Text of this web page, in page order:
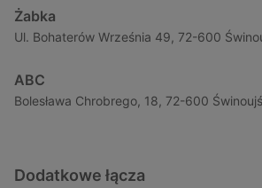
Żabka
Ul. Bohaterów Września 49, 72-600
ABC
Bolesława Chrobrego, 18, 72-600
Dodatkowe łącza